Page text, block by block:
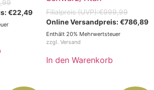
€22,49 €999,99
€786,89
Enthält 20% Mehrwertsteuer
zzgl. Versand
In den Warenkorb